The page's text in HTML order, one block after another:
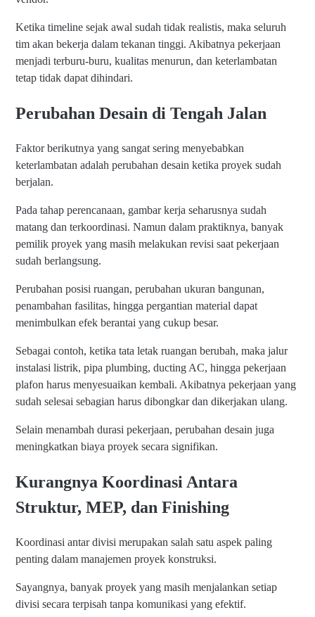
Ketika timeline sejak awal sudah tidak realistis, maka seluruh
tim akan bekerja dalam tekanan tinggi. Akibatnya pekerjaan
menjadi terburu-buru, kualitas menurun, dan keterlambatan
tetap tidak dapat dihindari.
Perubahan Desain di Tengah Jalan
Faktor berikutnya yang sangat sering menyebabkan
keterlambatan adalah perubahan desain ketika proyek sudah
berjalan.
Pada tahap perencanaan, gambar kerja seharusnya sudah
matang dan terkoordinasi. Namun dalam praktiknya, banyak
pemilik proyek yang masih melakukan revisi saat pekerjaan
sudah berlangsung.
Perubahan posisi ruangan, perubahan ukuran bangunan,
penambahan fasilitas, hingga pergantian material dapat
menimbulkan efek berantai yang cukup besar.
Sebagai contoh, ketika tata letak ruangan berubah, maka jalur
instalasi listrik, pipa plumbing, ducting AC, hingga pekerjaan
plafon harus menyesuaikan kembali. Akibatnya pekerjaan yang
sudah selesai sebagian harus dibongkar dan dikerjakan ulang.
Selain menambah durasi pekerjaan, perubahan desain juga
meningkatkan biaya proyek secara signifikan.
Kurangnya Koordinasi Antara
Struktur, MEP, dan Finishing
Koordinasi antar divisi merupakan salah satu aspek paling
penting dalam manajemen proyek konstruksi.
Sayangnya, banyak proyek yang masih menjalankan setiap
divisi secara terpisah tanpa komunikasi yang efektif.